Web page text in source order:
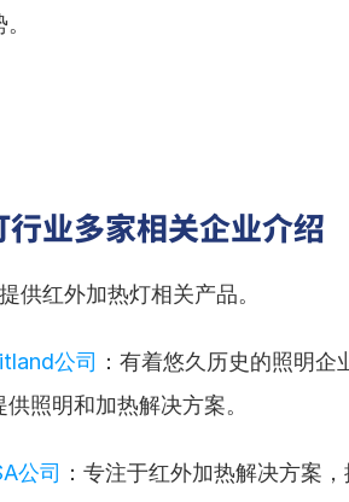
业多家相关企业介绍
提供红外加热灯相关产品。
公司 ：有着悠久历史的照明
照明和加热解决方案。
公司 ：专注于红外加热解决方案